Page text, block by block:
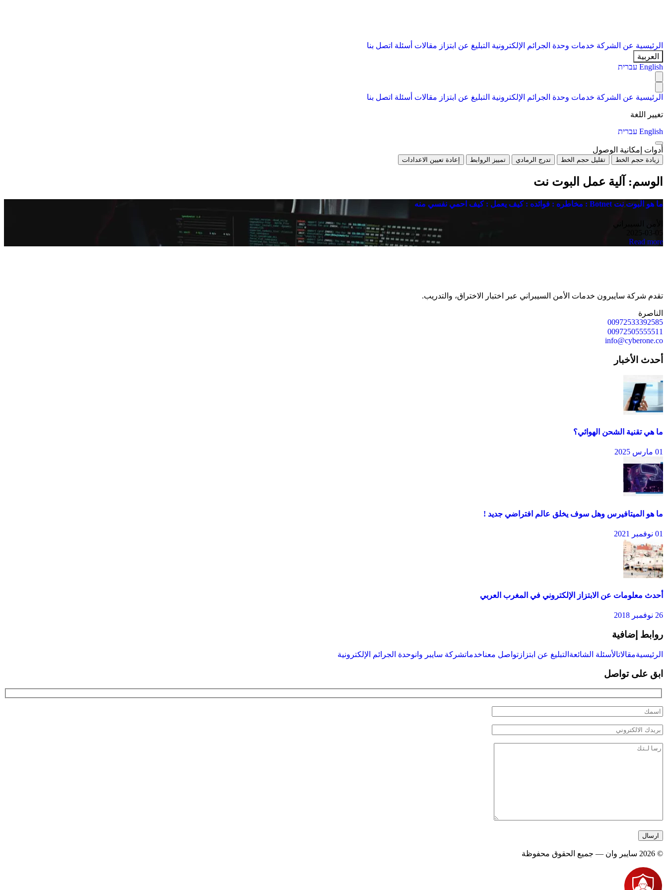
الرئيسية عن الشركة خدمات وحدة الجرائم الإلكترونية التبليغ عن ابتزاز مقالات أسئلة اتصل بنا
العربية
English עברית
الرئيسية عن الشركة خدمات وحدة الجرائم الإلكترونية التبليغ عن ابتزاز مقالات أسئلة اتصل بنا
تغيير اللغة
English עברית
أدوات إمكانية الوصول
زيادة حجم الخط تقليل حجم الخط تدرج الرمادي تمييز الروابط إعادة تعيين الاعدادات
الوسم: آلية عمل البوت نت
ما هو البوت نت Botnet : مخاطره : فوائده : كيف يعمل : كيف احمي نفسي منه
الأمن السيبراني
2025-03-05
Read more
تقدم شركة سايبرون خدمات الأمن السيبراني عبر اختبار الاختراق، والتدريب.
الناصرة
00972533392585
00972505555511
info@cyberone.co
أحدث الأخبار
ما هي تقنية الشحن الهوائي؟
01 مارس 2025
ما هو الميتافيرس وهل سوف يخلق عالم افتراضي جديد !
01 نوفمبر 2021
أحدث معلومات عن الابتزاز الإلكتروني في المغرب العربي
26 نوفمبر 2018
روابط إضافية
الرئيسيةمقالاتالأسئلة الشائعة التبليغ عن ابتزاز تواصل معناخدماتشركة سايبر وانوحدة الجرائم الإلكترونية
ابق على تواصل
© 2026 سايبر وان — جميع الحقوق محفوظة